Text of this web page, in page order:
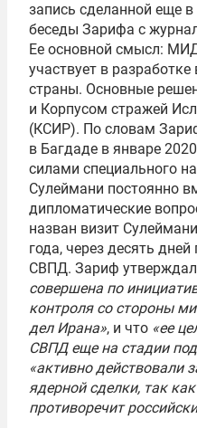
запись сделанной еще
беседы Зарифа с
Ее основной смысл:
участвует в
страны. Основные
и Корпусом стражей
(КСИР). По словам
в Багдаде в январе
силами специального
Сулеймани постоянно
дипломатические
назван визит
года, через десять
СВПД. Зариф
совершена по
контроля со стороны
дел Ирана», и что «ее
СВПД еще на стадии
«активно действовали
ядерной сделки, так
противоречит